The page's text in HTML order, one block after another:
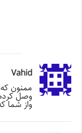
Vahid
ممنون که
وصل
واز شما